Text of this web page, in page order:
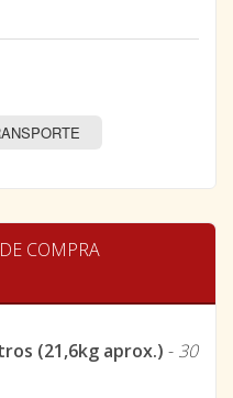
COMPRA
(21,6kg aprox.) - 30